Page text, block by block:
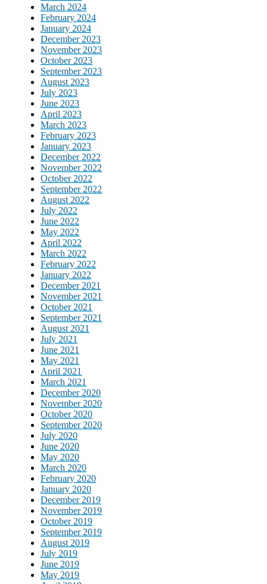
March 2024
February 2024
January 2024
December 2023
November 2023
October 2023
September 2023
August 2023
July 2023
June 2023
April 2023
March 2023
February 2023
January 2023
December 2022
November 2022
October 2022
September 2022
August 2022
July 2022
June 2022
May 2022
April 2022
March 2022
February 2022
January 2022
December 2021
November 2021
October 2021
September 2021
August 2021
July 2021
June 2021
May 2021
April 2021
March 2021
December 2020
November 2020
October 2020
September 2020
July 2020
June 2020
May 2020
March 2020
February 2020
January 2020
December 2019
November 2019
October 2019
September 2019
August 2019
July 2019
June 2019
May 2019